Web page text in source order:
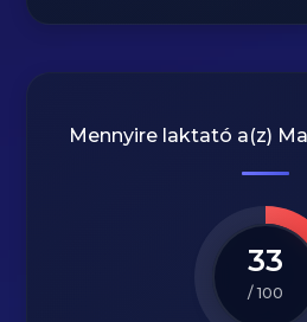
Mennyire laktató a(z)
33
/ 100